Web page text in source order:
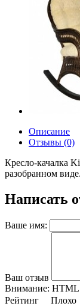
Описание
Отзывы (0)
Кресло-качалка
разобранном
Написать
Ваше имя:
Ваш отзыв
Внимание: HTML
Рейтинг Плохо